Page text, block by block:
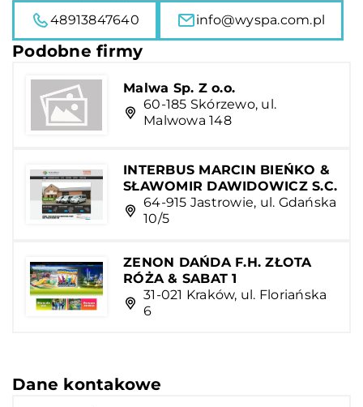
48913847640
info@wyspa.com.pl
Podobne firmy
Malwa Sp. Z o.o.
60-185 Skórzewo, ul.
Malwowa 148
INTERBUS MARCIN BIEŃKO &
SŁAWOMIR DAWIDOWICZ S.C.
64-915 Jastrowie, ul. Gdańska
10/5
ZENON DAŃDA F.H. ZŁOTA
RÓŻA & SABAT 1
31-021 Kraków, ul. Floriańska
6
Dane kontakowe